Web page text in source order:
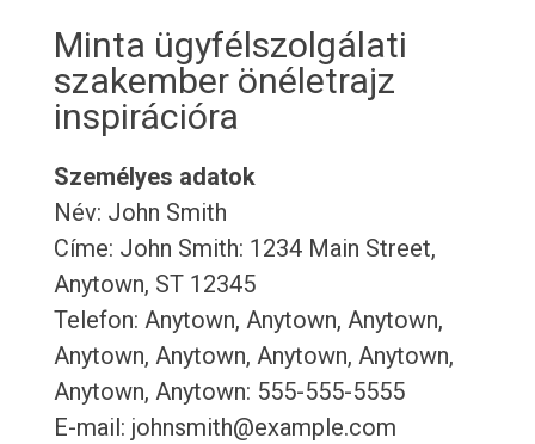
Minta ügyfélszolgálati
szakember önéletrajz
inspirációra
Személyes adatok
Név: John Smith
Címe: John Smith: 1234 Main Street,
Anytown, ST 12345
Telefon: Anytown, Anytown, Anytown,
Anytown, Anytown, Anytown, Anytown,
Anytown, Anytown: 555-555-5555
E-mail: johnsmith@example.com